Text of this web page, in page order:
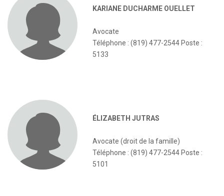
KARIANE DUCHARME OUELLET
Avocate
Téléphone : (819) 477-2544 Poste :
5133
ÉLIZABETH JUTRAS
Avocate (droit de la famille)
Téléphone : (819) 477-2544 Poste :
5101